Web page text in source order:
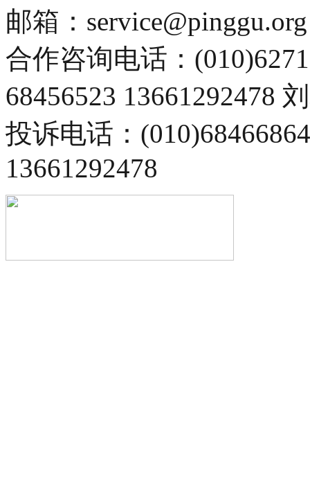
邮箱：service@pinggu.org
合作咨询电话：
68456523 13661292478
投诉电话：
13661292478